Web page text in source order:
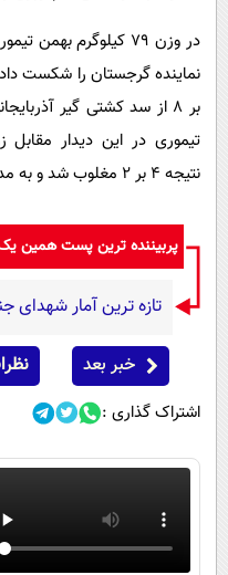
بر ۸ از سد کشتی گیر
تیموری در این دیدار مقابل
نتیجه ۴ بر ۲ مغلوب شد و به مدال نقره رسید.
پربیننده ترین پست همین
تازه ترین آمار شهدای جنگ 40
خبر بعد
اشتراک گذاری :